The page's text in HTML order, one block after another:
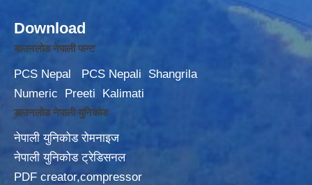
Download
डाउनलोड नेपाली फन्ट
PCS Nepal PCS Nepali
Shangrila
Numeric
Preeti Kalimati
डाउनलोड नेपाली युनिकोड
नेपाली युनिकोड रोमनाइज
नेपाली युनिकोड ट्रेडिसनल
PDF creator,compressor